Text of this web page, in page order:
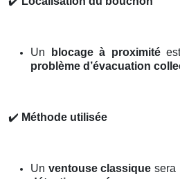
Un blocage à proximité
problème d’évacuation
✔️ Méthode utilisée
Un ventouse classique sera